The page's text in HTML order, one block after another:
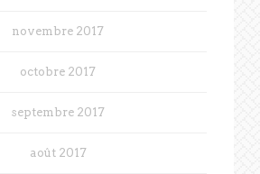
novembre 2017
octobre 2017
septembre 2017
août 2017